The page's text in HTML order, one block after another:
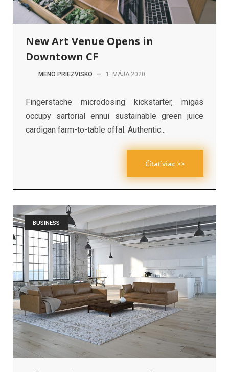
New Art Venue Opens in
Downtown CF
MENO PRIEZVISKO — 1. MÁJA 2020
Fingerstache microdosing kickstarter, migas
occupy sartorial ennui sustainable green juice
cardigan farm-to-table offal. Authentic...
Čítať viac >>
BUSINESS